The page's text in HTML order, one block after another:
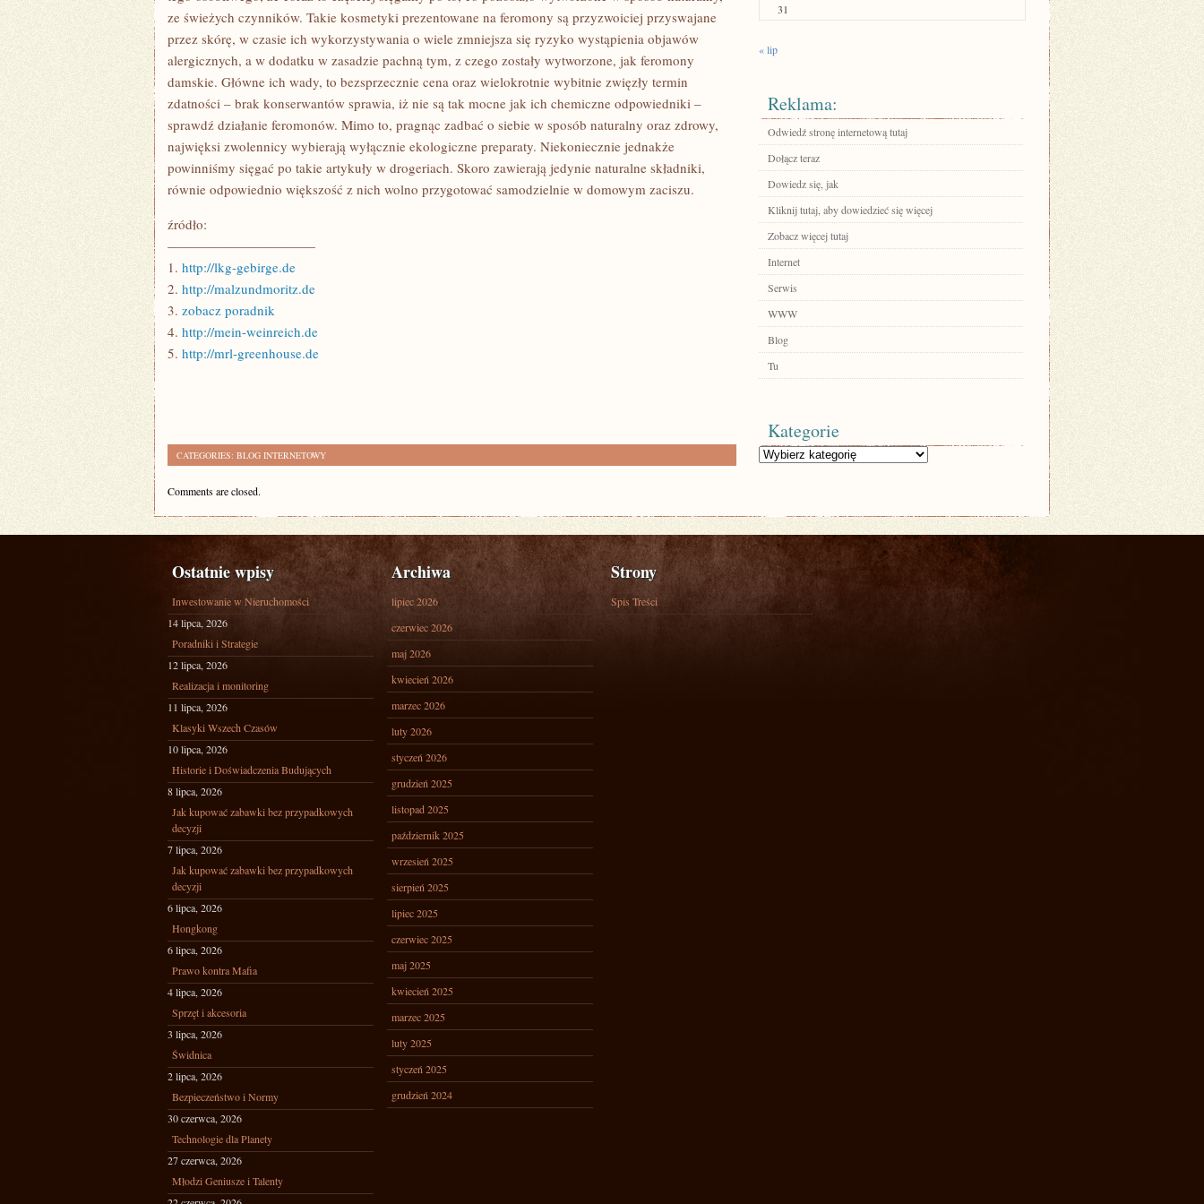
ze świeżych czynników. Takie kosmetyki prezentowane na feromony są przyzwoiciej przyswajane
przez skórę, w czasie ich wykorzystywania o wiele zmniejsza się ryzyko wystąpienia objawów
alergicznych, a w dodatku w zasadzie pachną tym, z czego zostały wytworzone, jak feromony
damskie. Główne ich wady, to bezsprzecznie cena oraz wielokrotnie wybitnie zwięzły termin
zdatności – brak konserwantów sprawia, iż nie są tak mocne jak ich chemiczne odpowiedniki –
sprawdź działanie feromonów. Mimo to, pragnąc zadbać o siebie w sposób naturalny oraz zdrowy,
najwięksi zwolennicy wybierają wyłącznie ekologiczne preparaty. Niekoniecznie jednakże
powinniśmy sięgać po takie artykuły w drogeriach. Skoro zawierają jedynie naturalne składniki,
równie odpowiednio większość z nich wolno przygotować samodzielnie w domowym zaciszu.
źródło:
———————————
1. http://lkg-gebirge.de
2. http://malzundmoritz.de
3. zobacz poradnik
4. http://mein-weinreich.de
5. http://mrl-greenhouse.de
CATEGORIES: BLOG INTERNETOWY
Comments are closed.
31
« lip
Reklama:
Odwiedź stronę internetową tutaj
Dołącz teraz
Dowiedz się, jak
Kliknij tutaj, aby dowiedzieć się więcej
Zobacz więcej tutaj
Internet
Serwis
WWW
Blog
Tu
Kategorie
Kategorie
Ostatnie wpisy
Inwestowanie w Nieruchomości
14 lipca, 2026
Poradniki i Strategie
12 lipca, 2026
Realizacja i monitoring
11 lipca, 2026
Klasyki Wszech Czasów
10 lipca, 2026
Historie i Doświadczenia Budujących
8 lipca, 2026
Jak kupować zabawki bez przypadkowych
decyzji
7 lipca, 2026
Jak kupować zabawki bez przypadkowych
decyzji
6 lipca, 2026
Hongkong
6 lipca, 2026
Prawo kontra Mafia
4 lipca, 2026
Sprzęt i akcesoria
3 lipca, 2026
Świdnica
2 lipca, 2026
Bezpieczeństwo i Normy
30 czerwca, 2026
Technologie dla Planety
27 czerwca, 2026
Młodzi Geniusze i Talenty
Archiwa
lipiec 2026
czerwiec 2026
maj 2026
kwiecień 2026
marzec 2026
luty 2026
styczeń 2026
grudzień 2025
listopad 2025
październik 2025
wrzesień 2025
sierpień 2025
lipiec 2025
czerwiec 2025
maj 2025
kwiecień 2025
marzec 2025
luty 2025
styczeń 2025
grudzień 2024
Strony
Spis Treści